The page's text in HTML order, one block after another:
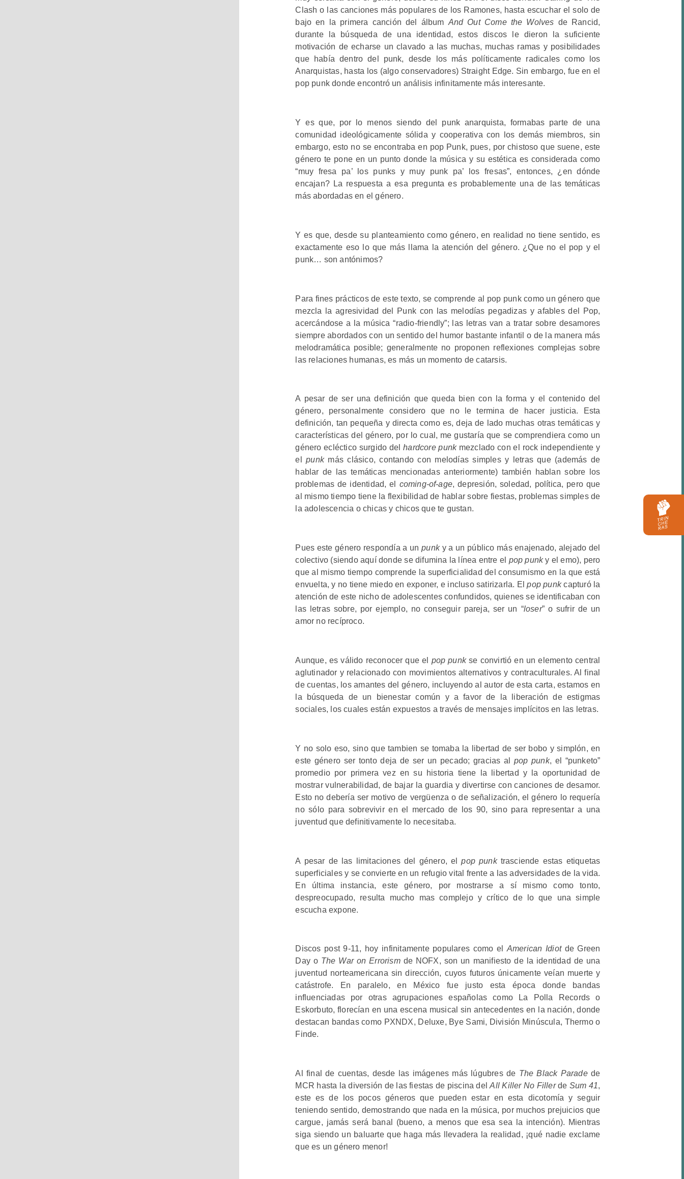
Clash o las canciones más populares de los Ramones, hasta escuchar el solo de
bajo en la primera canción del álbum And Out Come the Wolves de Rancid,
durante la búsqueda de una identidad, estos discos le dieron la suficiente
motivación de echarse un clavado a las muchas, muchas ramas y posibilidades
que había dentro del punk, desde los más políticamente radicales como los
Anarquistas, hasta los (algo conservadores) Straight Edge. Sin embargo, fue en el
pop punk donde encontró un análisis infinitamente más interesante.
Y es que, por lo menos siendo del punk anarquista, formabas parte de una
comunidad ideológicamente sólida y cooperativa con los demás miembros, sin
embargo, esto no se encontraba en pop Punk, pues, por chistoso que suene, este
género te pone en un punto donde la música y su estética es considerada como
“muy fresa pa’ los punks y muy punk pa’ los fresas”, entonces, ¿en dónde
encajan? La respuesta a esa pregunta es probablemente una de las temáticas
más abordadas en el género.
Y es que, desde su planteamiento como género, en realidad no tiene sentido, es
exactamente eso lo que más llama la atención del género. ¿Que no el pop y el
punk… son antónimos?
Para fines prácticos de este texto, se comprende al pop punk como un género que
mezcla la agresividad del Punk con las melodías pegadizas y afables del Pop,
acercándose a la música “radio-friendly”; las letras van a tratar sobre desamores
siempre abordados con un sentido del humor bastante infantil o de la manera más
melodramática posible; generalmente no proponen reflexiones complejas sobre
las relaciones humanas, es más un momento de catarsis.
A pesar de ser una definición que queda bien con la forma y el contenido del
género, personalmente considero que no le termina de hacer justicia. Esta
definición, tan pequeña y directa como es, deja de lado muchas otras temáticas y
características del género, por lo cual, me gustaría que se comprendiera como un
género ecléctico surgido delhardcore punk mezclado con el rock independiente y
elpunkmás clásico, contando con melodías simples y letras que (además de
hablar de las temáticas mencionadas anteriormente) también hablan sobre los
problemas de identidad, el coming-of-age, depresión, soledad, política, pero que
al mismo tiempo tiene la flexibilidad de hablar sobre fiestas, problemas simples de
la adolescencia o chicas y chicos que te gustan.
Pues este género respondía a unpunky a un público más enajenado, alejado del
colectivo (siendo aquí donde se difumina la línea entre el pop punky el emo), pero
que al mismo tiempo comprende la superficialidad del consumismo en la que está
envuelta, y no tiene miedo en exponer, e incluso satirizarla. Elpop punkcapturó la
atención de este nicho de adolescentes confundidos, quienes se identificaban con
las letras sobre, por ejemplo, no conseguir pareja, ser un “loser” o sufrir de un
amor no recíproco.
Aunque, es válido reconocer que el pop punkse convirtió en un elemento central
aglutinador y relacionado con movimientos alternativos y contraculturales. Al final
de cuentas, los amantes del género, incluyendo al autor de esta carta, estamos en
la búsqueda de un bienestar común y a favor de la liberación de estigmas
sociales, los cuales están expuestos a través de mensajes implícitos en las letras.
Y no solo eso, sino que tambien se tomaba la libertad de ser bobo y simplón, en
este género ser tonto deja de ser un pecado; gracias al pop punk, el “punketo”
promedio por primera vez en su historia tiene la libertad y la oportunidad de
mostrar vulnerabilidad, de bajar la guardia y divertirse con canciones de desamor.
Esto no debería ser motivo de vergüenza o de señalización, el género lo requería
no sólo para sobrevivir en el mercado de los 90, sino para representar a una
juventud que definitivamente lo necesitaba.
A pesar de las limitaciones del género, elpop punktrasciende estas etiquetas
superficiales y se convierte en un refugio vital frente a las adversidades de la vida.
En última instancia, este género, por mostrarse a sí mismo como tonto,
despreocupado, resulta mucho mas complejo y crítico de lo que una simple
escucha expone.
Discos post 9-11, hoy infinitamente populares como el American Idiot de Green
Day o The War on Errorism de NOFX, son un manifiesto de la identidad de una
juventud norteamericana sin dirección, cuyos futuros únicamente veían muerte y
catástrofe. En paralelo, en México fue justo esta época donde bandas
influenciadas por otras agrupaciones españolas como La Polla Records o
Eskorbuto, florecían en una escena musical sin antecedentes en la nación, donde
destacan bandas como PXNDX, Deluxe, Bye Sami, División Minúscula, Thermo o
Finde.
Al final de cuentas, desde las imágenes más lúgubres de The Black Paradede
MCR hasta la diversión de las fiestas de piscina delAll Killer No Fillerde Sum 41,
este es de los pocos géneros que pueden estar en esta dicotomía y seguir
teniendo sentido, demostrando que nada en la música, por muchos prejuicios que
cargue, jamás será banal (bueno, a menos que esa sea la intención). Mientras
siga siendo un baluarte que haga más llevadera la realidad, ¡qué nadie exclame
que es un género menor!